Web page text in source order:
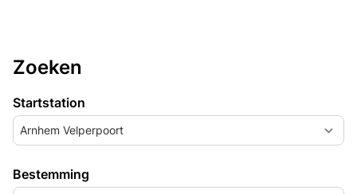
Zoeken
Startstation
Arnhem Velperpoort
Bestemming